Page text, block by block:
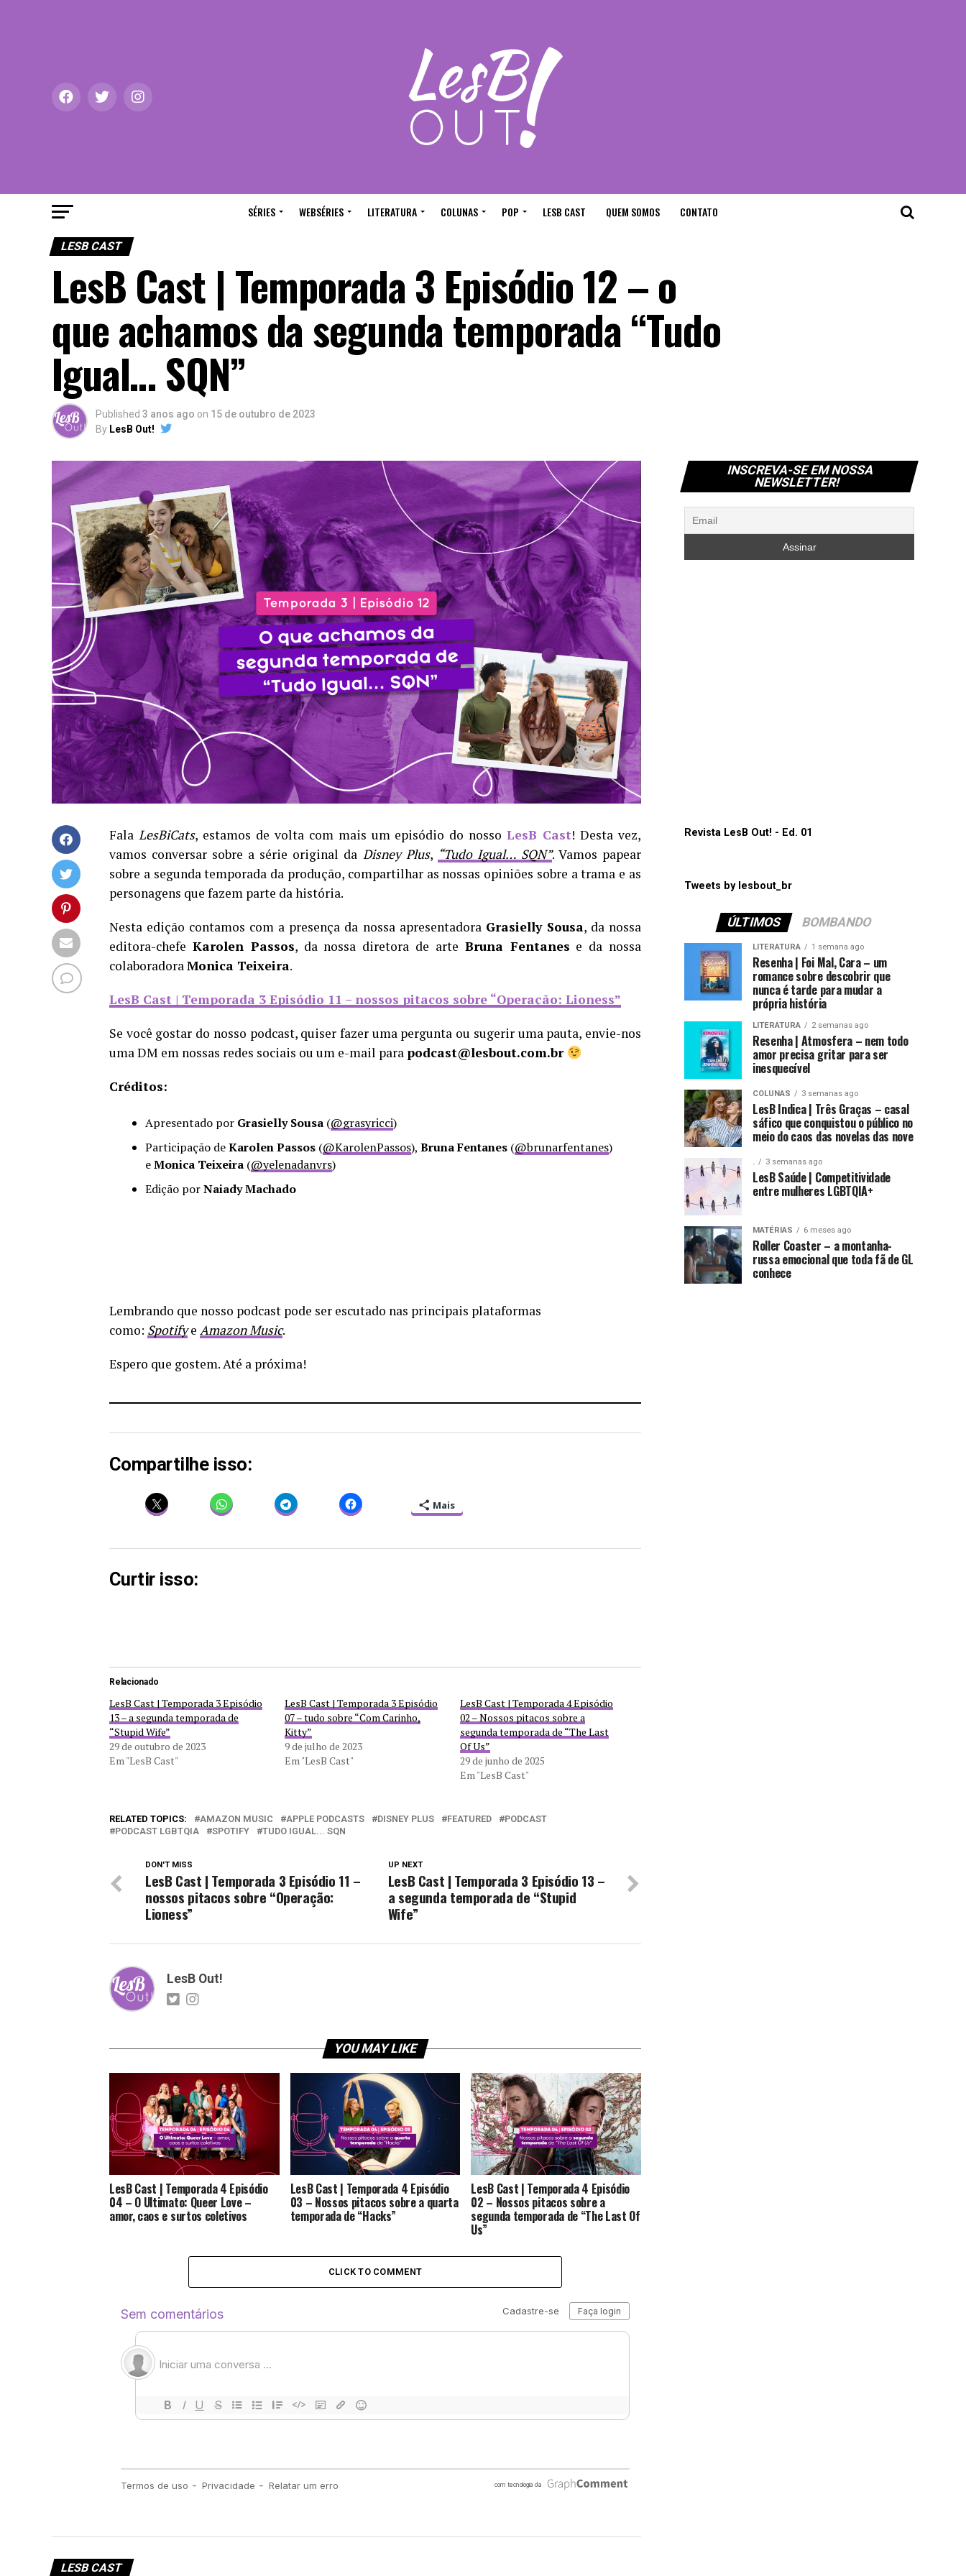
SÉRIES WEBSÉRIES LITERATURA COLUNAS POP LESB CAST QUEM SOMOS CONTATO
LESB CAST
LesB Cast | Temporada 3 Episódio 12 – o
que achamos da segunda temporada “Tudo
Igual… SQN”
Published 3 anos ago on 15 de outubro de 2023
By LesB Out!
Fala LesBiCats, estamos de volta com mais um episódio do nossoLesB Cast! Desta vez,
vamos conversar sobre a série original da Disney Plus, “Tudo Igual… SQN”. Vamos papear
sobre a segunda temporada da produção, compartilhar as nossas opiniões sobre a trama e as
personagens que fazem parte da história.
Nesta edição contamos com a presença da nossa apresentadora Grasielly Sousa, da nossa
editora-chefe Karolen Passos, da nossa diretora de arte Bruna Fentanes e da nossa
colaboradoraMonica Teixeira.
LesB Cast | Temporada 3 Episódio 11 – nossos pitacos sobre “Operação: Lioness”
Se você gostar do nosso podcast, quiser fazer uma pergunta ou sugerir uma pauta, envie-nos
uma DM em nossas redes sociais ou um e-mail para podcast@lesbout.com.br
Créditos:
Apresentado por Grasielly Sousa (@grasyricci)
Participação deKarolen Passos (@KarolenPassos), Bruna Fentanes (@brunarfentanes)
eMonica Teixeira (@yelenadanvrs)
Edição porNaiady Machado
Lembrando que nosso podcast pode ser escutado nas principais plataformas
como: Spotifye Amazon Music.
Espero que gostem. Até a próxima!
Compartilhe isso:
Mais
Curtir isso:
Relacionado
LesB Cast | Temporada 3 Episódio
13 – a segunda temporada de
“Stupid Wife”
29 de outubro de 2023
Em "LesB Cast"
LesB Cast | Temporada 3 Episódio
07 – tudo sobre “Com Carinho,
Kitty”
9 de julho de 2023
Em "LesB Cast"
LesB Cast | Temporada 4 Episódio
02 – Nossos pitacos sobre a
segunda temporada de “The Last
Of Us”
29 de junho de 2025
Em "LesB Cast"
RELATED TOPICS: AMAZON MUSIC APPLE PODCASTS DISNEY PLUS FEATURED
PODCAST
PODCAST LGBTQIA
SPOTIFY TUDO IGUAL... SQN
UP NEXT
LesB Cast | Temporada 3 Episódio 13 –
a segunda temporada de “Stupid
Wife”
DON'T MISS
LesB Cast | Temporada 3 Episódio 11 –
nossos pitacos sobre “Operação:
Lioness”
LesB Out!
YOU MAY LIKE
LesB Cast | Temporada 4 Episódio
04 – O Ultimato: Queer Love –
amor, caos e surtos coletivos
LesB Cast | Temporada 4 Episódio
03 – Nossos pitacos sobre a quarta
temporada de “Hacks”
LesB Cast | Temporada 4 Episódio
02 – Nossos pitacos sobre a
segunda temporada de “The Last Of
Us”
CLICK TO COMMENT
LESB CAST
INSCREVA-SE EM NOSSA
NEWSLETTER!
Revista LesB Out! - Ed. 01
Tweets by lesbout_br
ÚLTIMOS BOMBANDO
LITERATURA 1 semana ago
Resenha | Foi Mal, Cara – um
romance sobre descobrir que
nunca é tarde para mudar a
própria história
LITERATURA 2 semanas ago
Resenha | Atmosfera – nem todo
amor precisa gritar para ser
inesquecível
COLUNAS 3 semanas ago
LesB Indica | Três Graças – casal
sáfico que conquistou o público no
meio do caos das novelas das nove
. 3 semanas ago
LesB Saúde | Competitividade
entre mulheres LGBTQIA+
MATÉRIAS 6 meses ago
Roller Coaster – a montanha-
russa emocional que toda fã de GL
conhece